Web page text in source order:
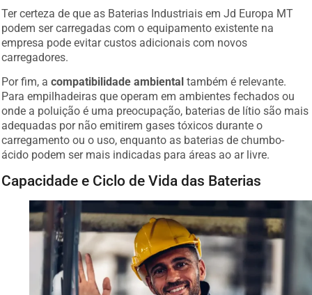
Ter certeza de que as Baterias Industriais em Jd Europa MT
podem ser carregadas com o equipamento existente na
empresa pode evitar custos adicionais com novos
carregadores.
Por fim, acompatibilidade ambiental também é relevante.
Para empilhadeiras que operam em ambientes fechados ou
onde a poluição é uma preocupação, baterias de lítio são mais
adequadas por não emitirem gases tóxicos durante o
carregamento ou o uso, enquanto as baterias de chumbo-
ácido podem ser mais indicadas para áreas ao ar livre.
Capacidade e Ciclo de Vida das Baterias